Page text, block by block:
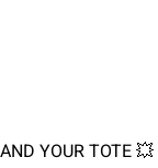
💥 BRAND YOUR TOTE 💥 התיק שהופך את המיתוג שלכם לבמה